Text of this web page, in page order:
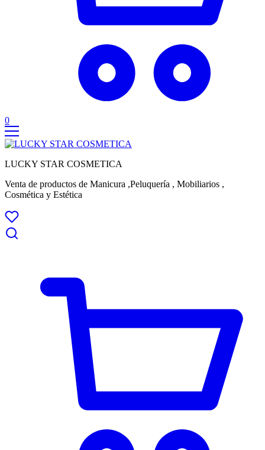
0
LUCKY STAR COSMETICA
Venta de productos de Manicura ,Peluquería , Mobiliarios ,
Cosmética y Estética